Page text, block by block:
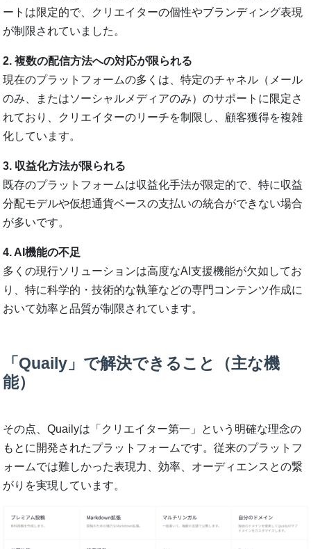
ートは限定的で、クリエイターの個性やブランディング表現
が制限されていました。
2. 複数の配信方法への対応が限られる
現在のプラットフォームの多くは、特定のチャネル（メール
のみ、またはソーシャルメディアのみ）のサポートに限定さ
れており、クリエイターのリーチを制限し、顧客獲得を複雑
化しています。
3. 収益化方法が限られる
既存のプラットフォームは収益化手法が限定的で、特に収益
分配モデルや仮想通貨ベースの支払いの統合ができない場合
が多いです。
4. AI機能の不足
多くの現行ソリューションは高度なAI支援機能が欠如してお
り、特に科学的・技術的な執筆などの専門コンテンツ作成に
おいて効率と品質が制限されています。
「Quaily」で解決できること（主な機
能）
その点、Quailyは「クリエイター第一」という明確な理念の
もとに開発されたプラットフォームです。従来のプラットフ
ォームでは難しかった表現力、効率、オーディエンスとの繋
がりを実現しています。